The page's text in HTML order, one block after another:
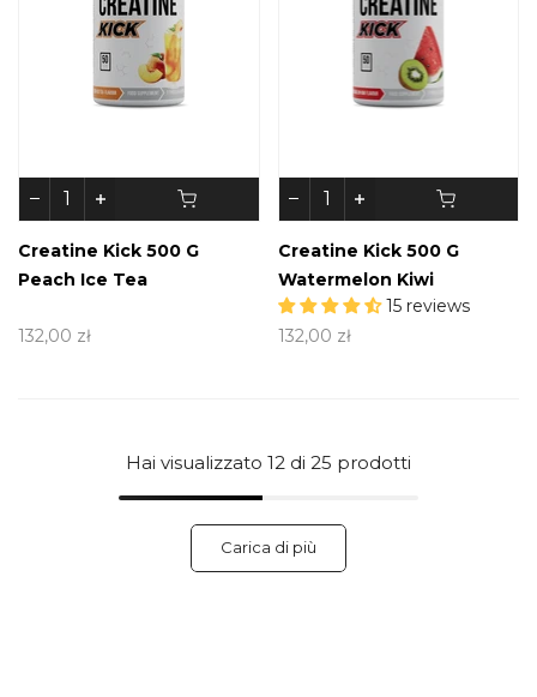
Creatine Kick 500 G
Peach Ice Tea
132,00 zł
Creatine Kick 500 G
Watermelon Kiwi
15 reviews
132,00 zł
Hai visualizzato 12 di 25 prodotti
Carica di più